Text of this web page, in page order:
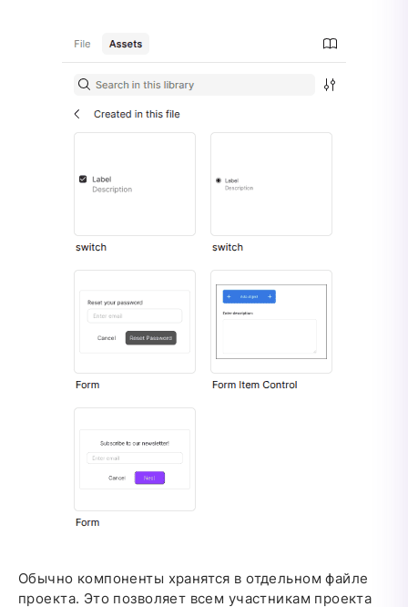
Обычно компоненты хранятся в отдельном файле
проекта. Это позволяет всем участникам проекта